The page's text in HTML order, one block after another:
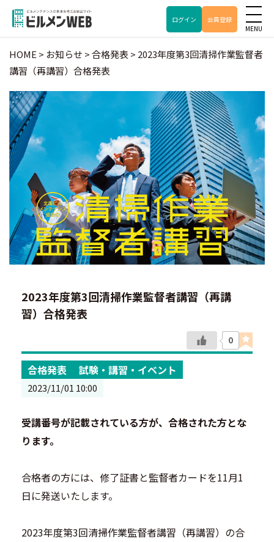
ログイン 会員登録
HOME > お知らせ >合格発表 > 2023年度第3回清掃作業監督者
講習（再講習）合格発表
2023年度第3回清掃作業監督者講習（再講
習）合格発表
0
合格発表 試験・講習・イベント
2023/11/01 10:00
受講番号が記載されている方が、合格された方とな
ります。
合格者の方には、修了証書と監督者カードを11月1
日に発送いたします。
2023年度第3回清掃作業監督者講習（再講習）の合